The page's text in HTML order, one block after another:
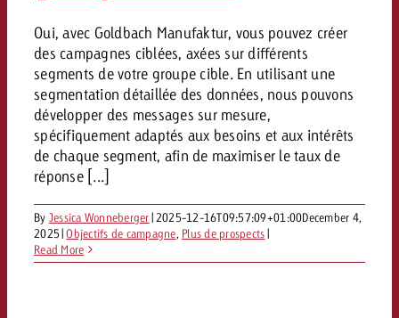
Demander une offre
Demander une offre
Oui, avec Goldbach Manufaktur, vous pouvez créer
des campagnes ciblées, axées sur différents
segments de votre groupe cible. En utilisant une
segmentation détaillée des données, nous pouvons
développer des messages sur mesure,
spécifiquement adaptés aux besoins et aux intérêts
de chaque segment, afin de maximiser le taux de
réponse [...]
By Jessica Wonneberger| 2025-12-16T09:57:09+01:00December 4,
2025|Objectifs de campagne, Plus de prospects|
Read More